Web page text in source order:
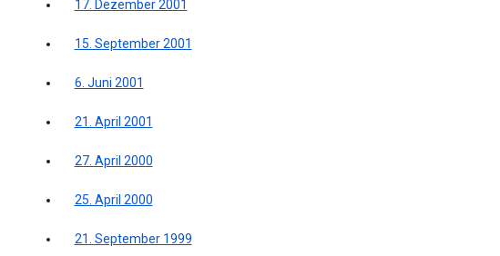
17. Dezember 2001
15. September 2001
6. Juni 2001
21. April 2001
27. April 2000
25. April 2000
21. September 1999